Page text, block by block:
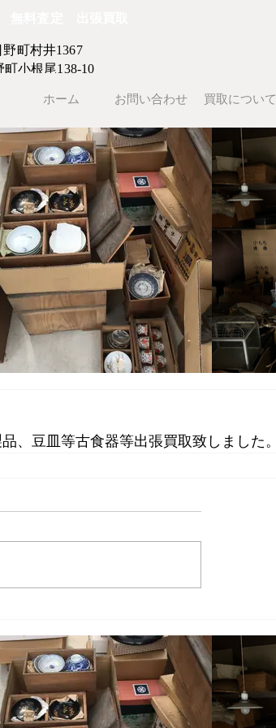
町村井1367
小根尾138-10
ホーム お問い合わせ 買取について
、豆皿等古食器等出張買取致しました。